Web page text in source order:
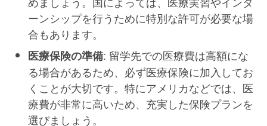
ーンシップを行うために特別な許可が必要な場
合もあります。
医療保険の準備: 留学先での医療費は高額にな
る場合があるため、必ず医療保険に加入してお
くことが大切です。特にアメリカなどでは、医
療費が非常に高いため、充実した保険プランを
選びましょう。